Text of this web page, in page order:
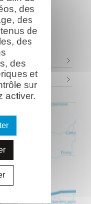
des
des
de
des
des
et
sur
activer.